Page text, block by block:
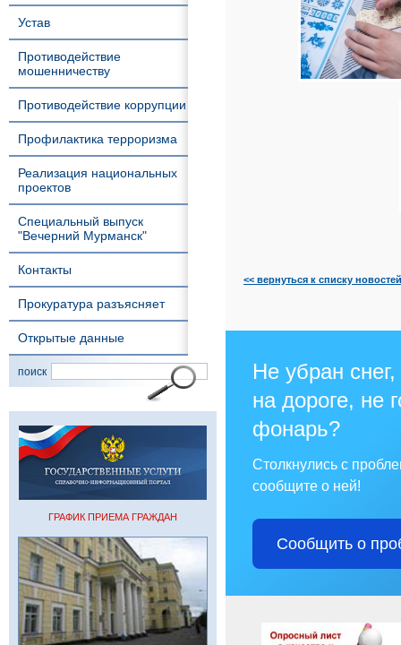
Устав
Противодействие
мошенничеству
Противодействие коррупции
Профилактика терроризма
Реализация национальных
проектов
Специальный выпуск
"Вечерний Мурманск"
Контакты
Прокуратура разъясняет
Открытые данные
поиск
ГРАФИК ПРИЕМА ГРАЖДАН
<< вернуться к списку новостей
Не убран
на дороге, не
фонарь?
Столкнулись с
сообщите о ней!
Сообщить о